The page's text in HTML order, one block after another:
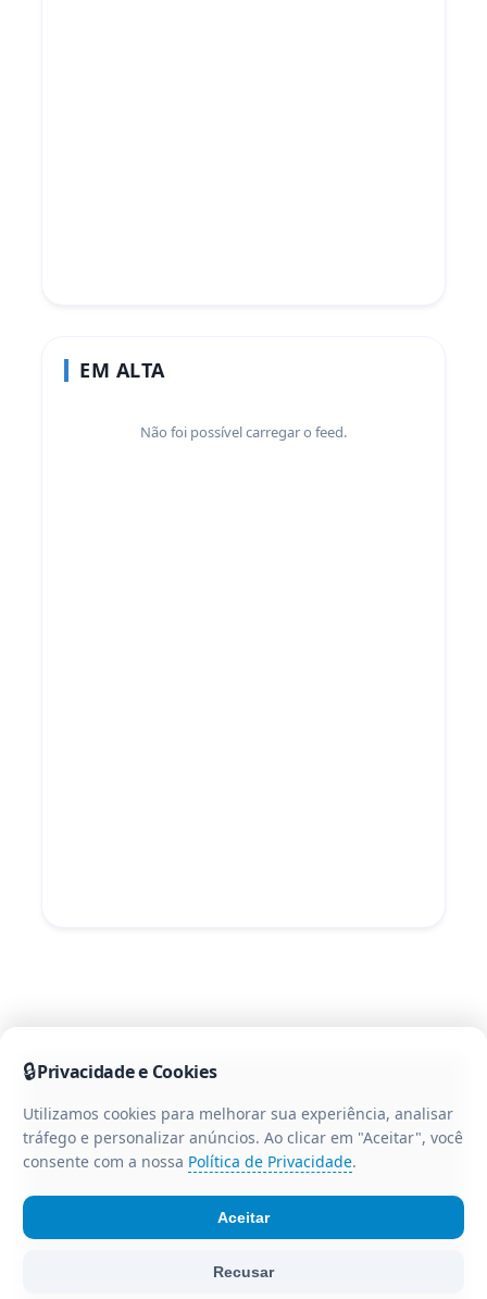
EM ALTA
Não foi possível carregar o feed.
notícias da região centro-oeste do Paraná.
🔒Privacidade e Cookies
Utilizamos cookies para melhorar sua experiência, analisar
tráfego e personalizar anúncios. Ao clicar em "Aceitar", você
consente com a nossa Política de Privacidade.
Recusar
Aceitar